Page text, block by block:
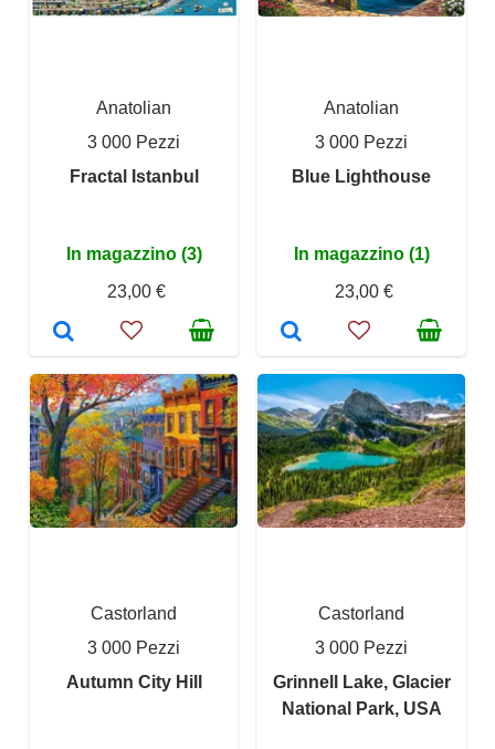
Anatolian
3 000 Pezzi
Fractal Istanbul
In magazzino (3)
23,00 €
Anatolian
3 000 Pezzi
Blue Lighthouse
In magazzino (1)
23,00 €
Castorland
3 000 Pezzi
Autumn City Hill
Castorland
3 000 Pezzi
Grinnell Lake, Glacier
National Park, USA